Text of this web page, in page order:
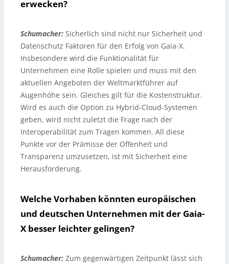
erwecken?
Schumacher: Sicherlich sind nicht nur Sicherheit und
Datenschutz Faktoren für den Erfolg von Gaia-X.
Insbesondere wird die Funktionalität für
Unternehmen eine Rolle spielen und muss mit den
aktuellen Angeboten der Weltmarktführer auf
Augenhöhe sein. Gleiches gilt für die Kostenstruktur.
Wird es auch die Option zu Hybrid-Cloud-Systemen
geben, wird nicht zuletzt die Frage nach der
Interoperabilität zum Tragen kommen. All diese
Punkte vor der Prämisse der Offenheit und
Transparenz umzusetzen, ist mit Sicherheit eine
Herausforderung.
Welche Vorhaben könnten europäischen
und deutschen Unternehmen mit der Gaia-
X besser leichter gelingen?
Schumacher: Zum gegenwärtigen Zeitpunkt lässt sich